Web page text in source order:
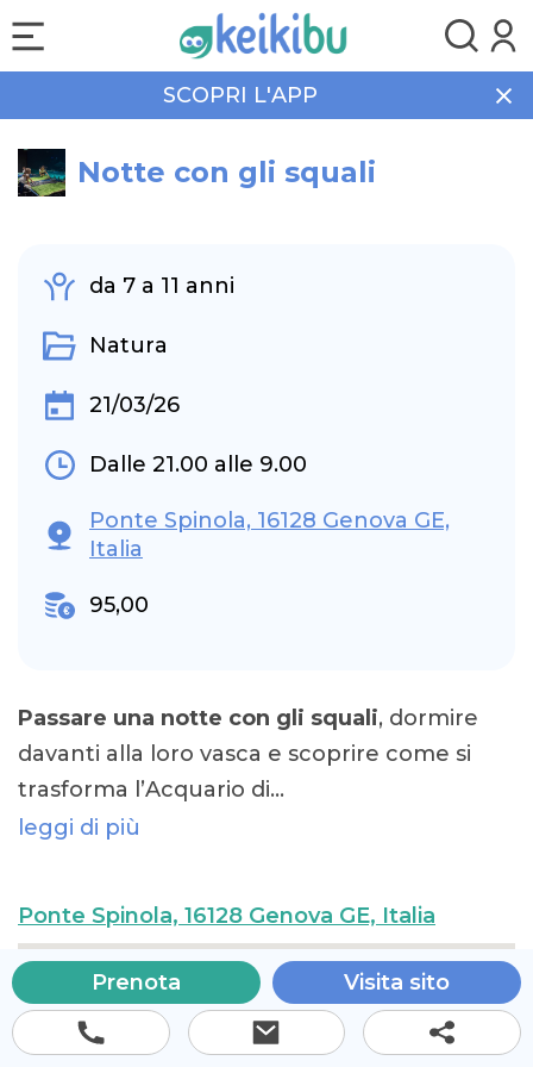
SCOPRI L'APP
Natura Notte con gli squali
Notte con gli squali
da 7 a 11 anni
Natura
21/03/26
Dalle 21.00 alle 9.00
Ponte Spinola, 16128 Genova GE,
Italia
95,00
Passare una notte con gli squali, dormire
davanti alla loro vasca e scoprire come si
trasforma l’Acquario di…
leggi di più
Ponte Spinola, 16128 Genova GE, Italia
Prenota Visita sito